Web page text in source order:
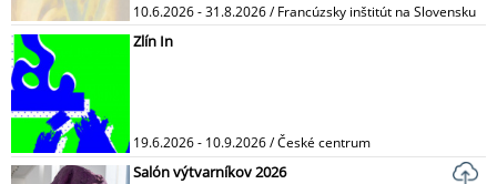
10.6.2026 - 31.8.2026 / Francúzsky inštitút na Slovensku
Zlín In
19.6.2026 - 10.9.2026 / České centrum
Salón výtvarníkov 2026